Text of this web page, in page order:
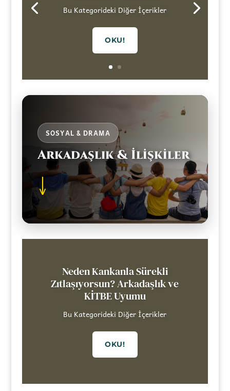
Bu Kategorideki Diğer İçerikler
OKU!
SOSYAL & DRAMA
Arkadaşlık & İlişkiler
↓
Neden Kankanla Sürekli
Zıtlaşıyorsun? Arkadaşlık ve
KİTBE Uyumu
Bu Kategorideki Diğer İçerikler
OKU!